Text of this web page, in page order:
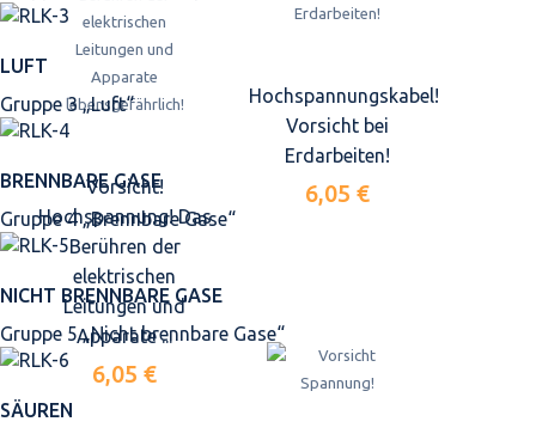
LUFT
Gruppe 3 „Luft“
BRENNBARE GASE
Gruppe 4 „Brennbare Gase“
NICHT BRENNBARE GASE
Gruppe 5 „Nicht brennbare Gase“
SÄUREN
Vorsicht!
Hochspannung! Das
Berühren der
elektrischen
Leitungen und
Apparate ...
6,05 €
Hochspannungskabel!
Vorsicht bei
Erdarbeiten!
6,05 €